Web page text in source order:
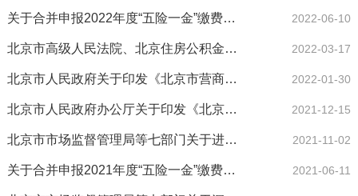
关于合并申报2022年度“五险一金”缴费工资有关问题的通知 2022-06-10
北京市高级人民法院、北京住房公积金管理中心关于印发《关于建立协作联动机制的工作办法》的通知 2022-03-17
北京市人民政府关于印发《北京市营商环境创新试点工作实施方案》的通知 2022-01-30
北京市人民政府办公厅关于印发《北京市培育和激发市场主体活力持续优化营商环境实施方案》的通知 2021-12-15
北京市市场监督管理局等七部门关于进一步优化个体工商户开办服务工作的意见 2021-11-02
关于合并申报2021年度“五险一金”缴费工资有关问题的通知 2021-06-11